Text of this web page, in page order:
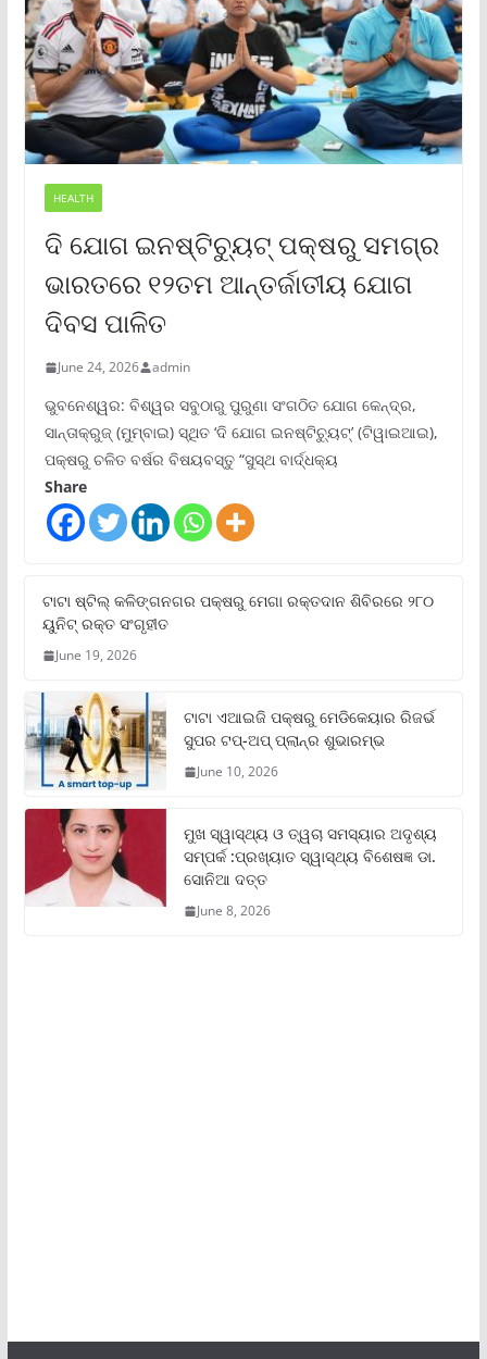
HEALTH
ଦି ଯୋଗ ଇନଷ୍ଟିଚ୍ୟୁଟ୍ ପକ୍ଷରୁ ସମଗ୍ର
ଭାରତରେ ୧୨ତମ ଆନ୍ତର୍ଜାତୀୟ ଯୋଗ
ଦିବସ ପାଳିତ
June 24, 2026 admin
ଭୁବନେଶ୍ୱର: ବିଶ୍ୱର ସବୁଠାରୁ ପୁରୁଣା ସଂଗଠିତ ଯୋଗ କେନ୍ଦ୍ର,
ସାନ୍ତାକ୍ରୁଜ୍ (ମୁମ୍ବାଇ) ସ୍ଥିତ ‘ଦି ଯୋଗ ଇନଷ୍ଟିଚ୍ୟୁଟ୍‌’ (ଟିୱାଇଆଇ),
ପକ୍ଷରୁ ଚଳିତ ବର୍ଷର ବିଷୟବସ୍ତୁ “ସୁସ୍ଥ ବାର୍ଦ୍ଧକ୍ୟ
Share
ଟାଟା ଷ୍ଟିଲ୍‌ କଳିଙ୍ଗନଗର ପକ୍ଷରୁ ମେଗା ରକ୍ତଦାନ ଶିବିରରେ ୨୮୦
ୟୁନିଟ୍‌ ରକ୍ତ ସଂଗୃହୀତ
June 19, 2026
ଟାଟା ଏଆଇଜି ପକ୍ଷରୁ ମେଡିକେୟାର ରିଜର୍ଭ
ସୁପର ଟପ୍‌-ଅପ୍ ପ୍ଲାନ୍‌ର ଶୁଭାରମ୍ଭ
June 10, 2026
ମୁଖ ସ୍ୱାସ୍ଥ୍ୟ ଓ ତ୍ୱଚା ସମସ୍ୟାର ଅଦୃଶ୍ୟ
ସମ୍ପର୍କ :ପ୍ରଖ୍ୟାତ ସ୍ୱାସ୍ଥ୍ୟ ବିଶେଷଜ୍ଞ ଡା.
ସୋନିଆ ଦତ୍ତ
June 8, 2026